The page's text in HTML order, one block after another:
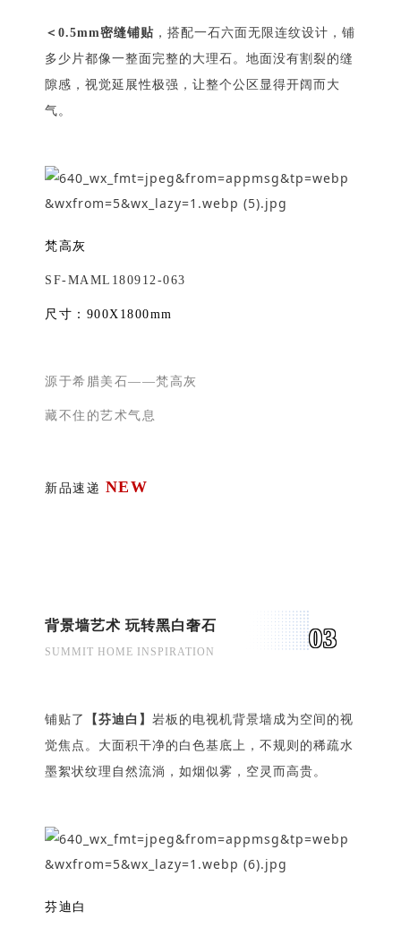
＜0.5mm密缝铺贴 ，搭配一石六面无限连纹设计，铺
多少片都像一整面完整的大理石。地面没有割裂的缝
隙感，视觉延展性极强，让整个公区显得开阔而大
气。
梵高灰
SF-MAML180912-063
尺寸：900X1800mm
源于希腊美石——梵高灰
藏不住的艺术气息
新品速递 NEW
背景墙艺术 玩转黑白奢石
SUMMIT HOME INSPIRATION 03
铺贴了 【芬迪白】 岩板的电视机背景墙成为空间的视
觉焦点。大面积干净的白色基底上，不规则的稀疏水
墨絮状纹理自然流淌，如烟似雾，空灵而高贵。
芬迪白